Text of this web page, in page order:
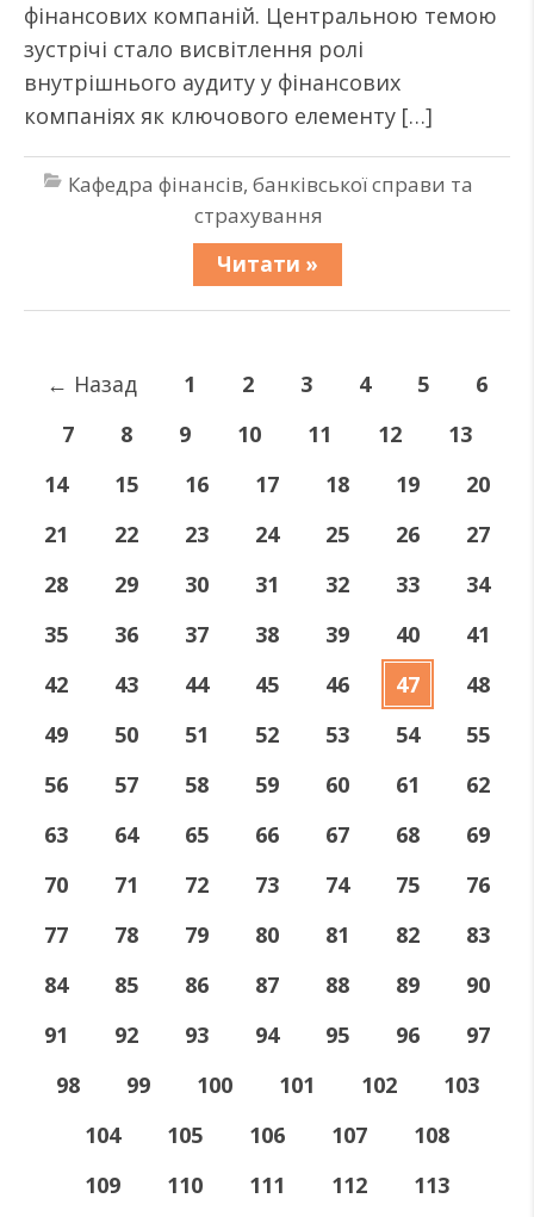
фінансових компаній. Центральною темою
зустрічі стало висвітлення ролі
внутрішнього аудиту у фінансових
компаніях як ключового елементу […]
Кафедра фінансів, банківської справи та
страхування
Читати »
← Назад 1 2 3 4 5
6
7
8 9 10 11 12
13
14
15 16 17 18 19
20
21
22 23 24 25 26
27
28
29 30 31 32 33
34
35
36 37 38 39 40
41
42
43 44 45 46 47
48
49
50 51 52 53 54
55
56
57 58 59 60 61
62
63
64 65 66 67 68
69
70
71 72 73 74 75
76
77
78 79 80 81 82
83
84
85 86 87 88 89
90
91
92 93 94 95 96
97
98
99 100 101 102
103
104
105 106 107
108
109
110 111 112 113